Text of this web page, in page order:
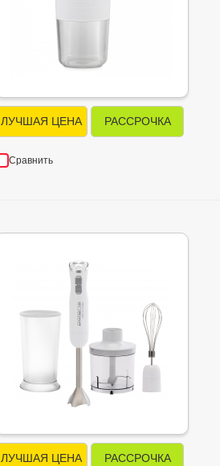
ЛУЧШАЯ ЦЕНА РАССРОЧКА
Сравнить
ЛУЧШАЯ ЦЕНА РАССРОЧКА